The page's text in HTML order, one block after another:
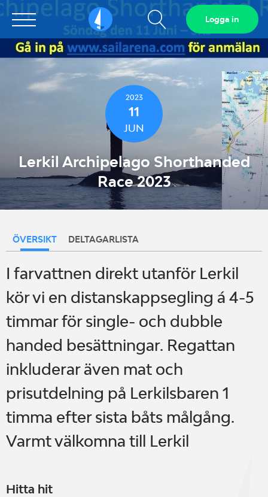
Sailarena Visa
sökfält
Logga in
2023
11
JUN
Lerkil Archipelago Shorthanded
Race 2023
ÖVERSIKT DELTAGARLISTA
I farvattnen direkt utanför Lerkil
kör vi en distanskappsegling á 4-5
timmar för single- och dubble
handed besättningar. Regattan
inkluderar även mat och
prisutdelning på Lerkilsbaren 1
timma efter sista båts målgång.
Varmt välkomna till Lerkil
Hitta hit